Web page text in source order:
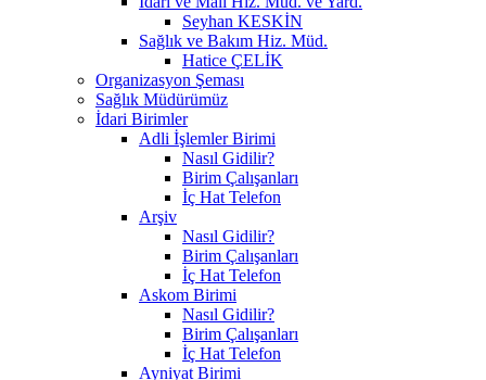
Seyhan KESKİN
Sağlık ve Bakım Hiz. Müd.
Hatice ÇELİK
Organizasyon Şeması
Sağlık Müdürümüz
İdari Birimler
Adli İşlemler Birimi
Nasıl Gidilir?
Birim Çalışanları
İç Hat Telefon
Arşiv
Nasıl Gidilir?
Birim Çalışanları
İç Hat Telefon
Askom Birimi
Nasıl Gidilir?
Birim Çalışanları
İç Hat Telefon
Ayniyat Birimi